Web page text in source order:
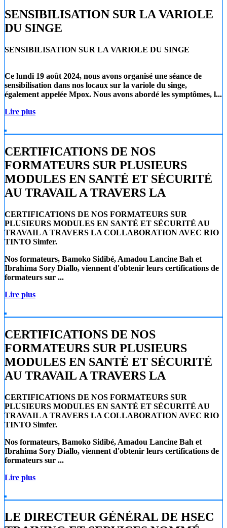
SENSIBILISATION SUR LA VARIOLE
DU SINGE
SENSIBILISATION SUR LA VARIOLE DU SINGE
Ce lundi 19 août 2024, nous avons organisé une séance de
sensibilisation dans nos locaux sur la variole du singe,
également appelée Mpox. Nous avons abordé les symptômes, l...
Lire plus
CERTIFICATIONS DE NOS
FORMATEURS SUR PLUSIEURS
MODULES EN SANTÉ ET SÉCURITÉ
AU TRAVAIL A TRAVERS LA
CERTIFICATIONS DE NOS FORMATEURS SUR
PLUSIEURS MODULES EN SANTÉ ET SÉCURITÉ AU
TRAVAIL A TRAVERS LA COLLABORATION AVEC RIO
TINTO Simfer.
Nos formateurs, Bamoko Sidibé, Amadou Lancine Bah et
Ibrahima Sory Diallo, viennent d'obtenir leurs certifications de
formateurs sur ...
Lire plus
CERTIFICATIONS DE NOS
FORMATEURS SUR PLUSIEURS
MODULES EN SANTÉ ET SÉCURITÉ
AU TRAVAIL A TRAVERS LA
CERTIFICATIONS DE NOS FORMATEURS SUR
PLUSIEURS MODULES EN SANTÉ ET SÉCURITÉ AU
TRAVAIL A TRAVERS LA COLLABORATION AVEC RIO
TINTO Simfer.
Nos formateurs, Bamoko Sidibé, Amadou Lancine Bah et
Ibrahima Sory Diallo, viennent d'obtenir leurs certifications de
formateurs sur ...
Lire plus
LE DIRECTEUR GÉNÉRAL DE HSEC